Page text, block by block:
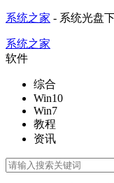
系统之家 - 系统光盘
系统之家
软件
综合
Win10
Win7
教程
资讯